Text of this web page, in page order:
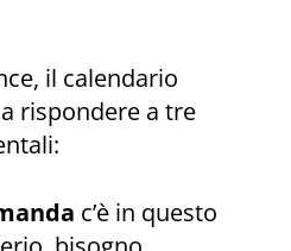
il calendario
rispondere a tre
c’è in questo